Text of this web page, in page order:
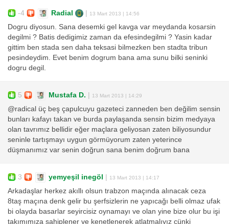
-4 Radial 13 Mart 2013 | 14:56
Dogru diyosun. Sana desemki gel kavga var meydanda kosarsin
degilmi ? Batis dedigimiz zaman da efesindegilmi ? Yasin kadar
gittim ben stada sen daha teksasi bilmezken ben stadta tribun
pesindeydim. Evet benim dogrum bana ama sunu bilki seninki
dogru degil.
5 Mustafa D. 13 Mart 2013 | 14:29
@radical üç beş çapulcuyu gazeteci zanneden ben değilim sensin
bunları kafayı takan ve burda paylaşanda sensin bizim medyaya
olan tavrımız bellidir eğer maçlara geliyosan zaten biliyosundur
seninle tartışmayı uygun görmüyorum zaten yeterince
düşmanımız var senin doğrun sana benim doğrum bana
3 yemyeşil inegöl 13 Mart 2013 | 14:17
Arkadaşlar herkez akıllı olsun trabzon maçında alınacak ceza
8taş maçına denk gelir bu şerfsizlerin ne yapıcağı belli olmaz ufak
bi olayda basarlar seyircisiz oynamayı ve olan yine bize olur bu işi
takımımıza sahiplener ve kenetlenerek atlatmalıyız çünki